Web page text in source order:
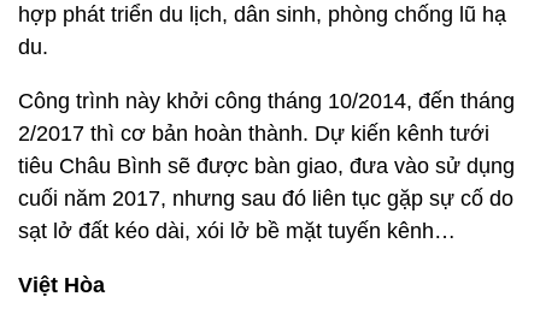
hợp phát triển du lịch, dân sinh, phòng chống lũ hạ
du.
Công trình này khởi công tháng 10/2014, đến tháng
2/2017 thì cơ bản hoàn thành. Dự kiến kênh tưới
tiêu Châu Bình sẽ được bàn giao, đưa vào sử dụng
cuối năm 2017, nhưng sau đó liên tục gặp sự cố do
sạt lở đất kéo dài, xói lở bề mặt tuyến kênh…
Việt Hòa